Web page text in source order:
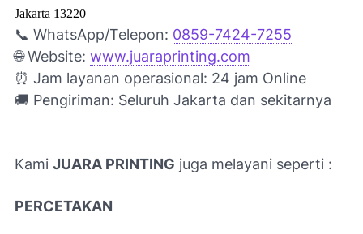
Jakarta 13220
📞 WhatsApp/Telepon: 0859-7424-7255
🌐 Website: www.juaraprinting.com
⏰ Jam layanan operasional: 24 jam Online
🚚 Pengiriman: Seluruh Jakarta dan sekitarnya
Kami JUARA PRINTING juga melayani seperti :
PERCETAKAN